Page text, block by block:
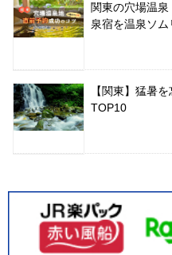
関東の穴場温
泉宿を温泉ソ
【関東】猛暑
TOP10